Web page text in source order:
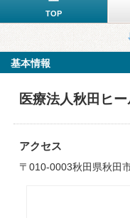
TOP
基本情報
医療法人秋田ヒ
アクセス
〒010-0003秋田県秋田